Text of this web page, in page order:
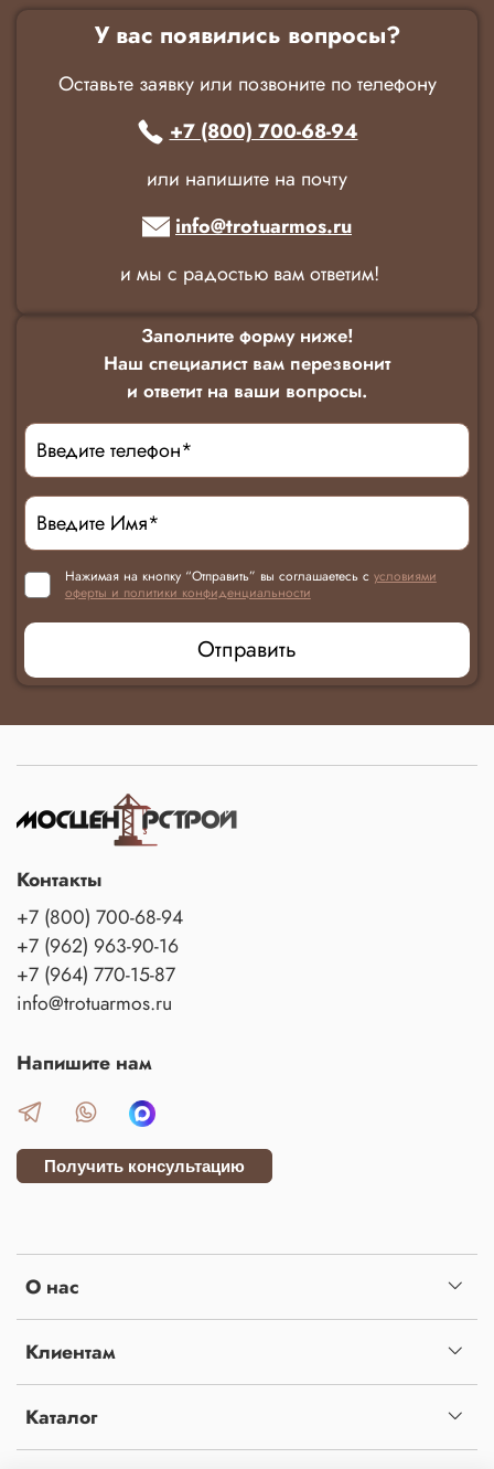
У вас появились вопросы?
Оставьте заявку или позвоните по телефону
+7 (800) 700-68-94
или напишите на почту
info@trotuarmos.ru
и мы с радостью вам ответим!
Заполните форму ниже!
Наш специалист вам перезвонит
и ответит на ваши вопросы.
Нажимая на кнопку “Отправить” вы соглашаетесь с условиями
оферты и политики конфиденциальности
Отправить
О нас
Клиентам
Каталог
Контакты
+7 (800) 700-68-94
+7 (962) 963-90-16
+7 (964) 770-15-87
info@trotuarmos.ru
Напишите нам
Получить консультацию